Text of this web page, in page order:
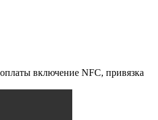
включение NFC, привязка